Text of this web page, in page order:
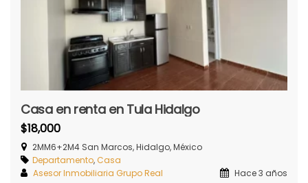
Casa en renta en Tula Hidalgo
$18,000
2MM6+2M4 San Marcos, Hidalgo, México
Departamento,Casa
Asesor Inmobiliaria Grupo Real
Hace 3 años